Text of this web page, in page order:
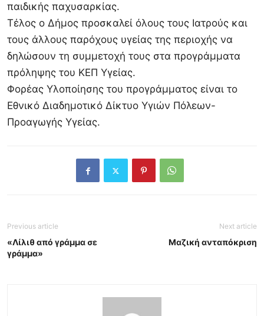
παιδικής παχυσαρκίας.
Τέλος ο Δήμος προσκαλεί όλους τους Ιατρούς και
τους άλλους παρόχους υγείας της περιοχής να
δηλώσουν τη συμμετοχή τους στα προγράμματα
πρόληψης του ΚΕΠ Υγείας.
Φορέας Υλοποίησης του προγράμματος είναι το
Εθνικό Διαδημοτικό Δίκτυο Υγιών Πόλεων-
Προαγωγής Υγείας.
Previous article
«Λίλιθ από γράμμα σε
γράμμα»
Next article
Μαζική ανταπόκριση